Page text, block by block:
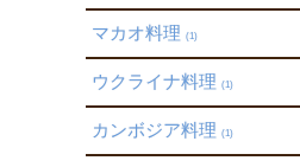
マカオ料理 (1)
ウクライナ料理 (1)
カンボジア料理 (1)